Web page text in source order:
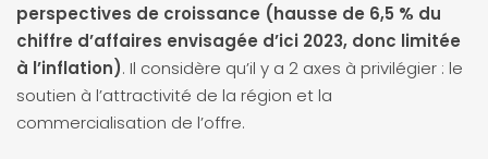
perspectives de croissance (hausse de 6,5 % du
chiffre d’affaires envisagée d’ici 2023, donc limitée
à l’inflation). Il considère qu’il y a 2 axes à privilégier : le
soutien à l’attractivité de la région et la
commercialisation de l’offre.